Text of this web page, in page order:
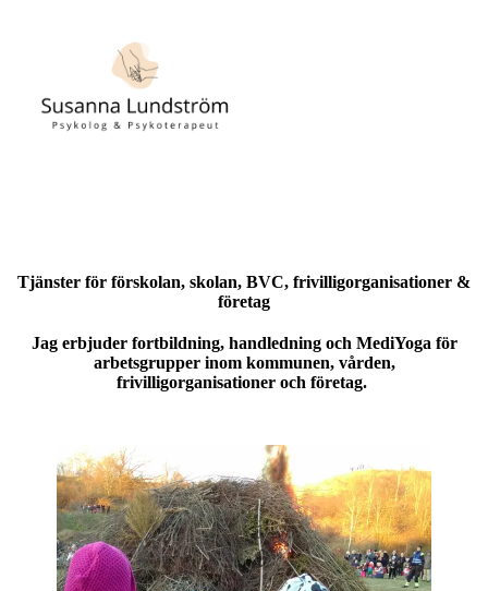
Tjänster för förskolan, skolan, BVC, frivilligorganisationer &
företag
Jag erbjuder fortbildning, handledning och MediYoga för
arbetsgrupper inom kommunen, vården,
frivilligorganisationer och företag.